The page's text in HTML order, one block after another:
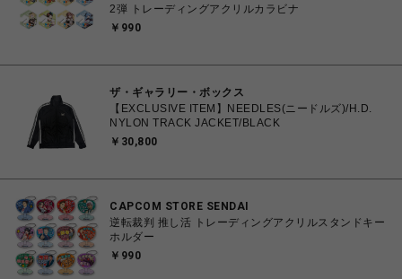
2弾 トレーディングアクリルカラビナ
￥990
ザ・ギャラリー・ボックス
【EXCLUSIVE ITEM】NEEDLES(ニードルズ)/H.D.
NYLON TRACK JACKET/BLACK
￥30,800
CAPCOM STORE SENDAI
逆転裁判 推し活 トレーディングアクリルスタンドキー
ホルダー
￥990